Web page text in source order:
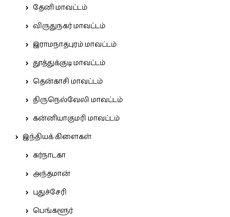
தேனி மாவட்டம்
விருதுநகர் மாவட்டம்
இராமநாதபுரம் மாவட்டம்
தூத்துக்குடி மாவட்டம்
தென்காசி மாவட்டம்
திருநெல்வேலி மாவட்டம்
கன்னியாகுமரி மாவட்டம்
இந்தியக் கிளைகள்
கர்நாடகா
அந்தமான்
புதுச்சேரி
பெங்களூர்